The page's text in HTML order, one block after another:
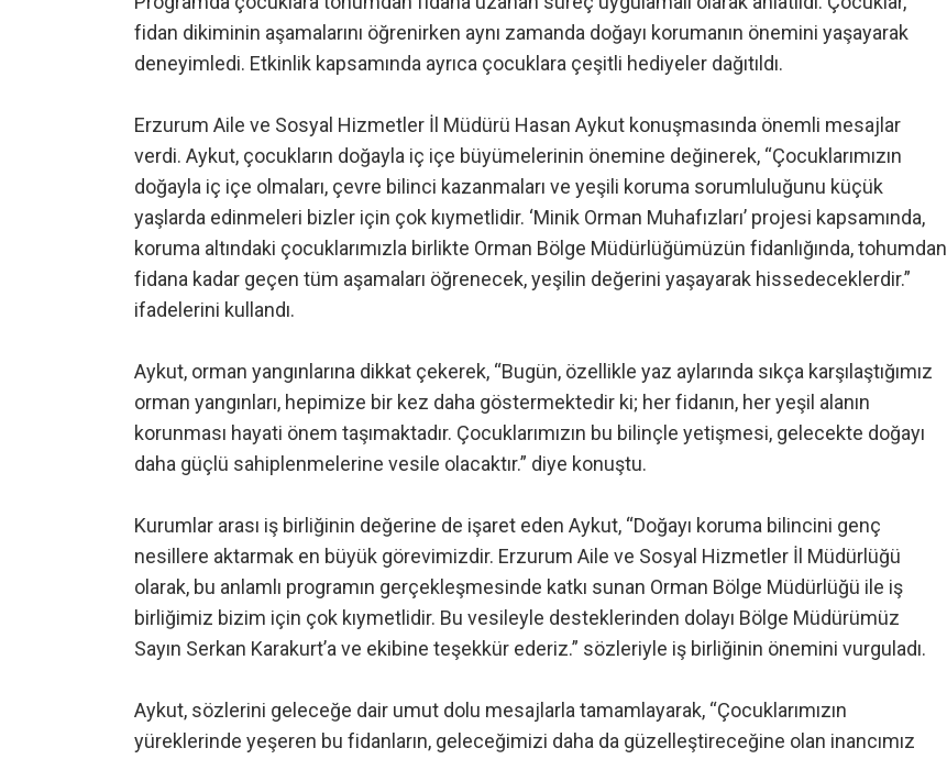
fidan dikiminin aşamalarını öğrenirken aynı zamanda doğayı korumanın önemini yaşayarak
deneyimledi. Etkinlik kapsamında ayrıca çocuklara çeşitli hediyeler dağıtıldı.
Erzurum Aile ve Sosyal Hizmetler İl Müdürü Hasan Aykut konuşmasında önemli mesajlar
verdi. Aykut, çocukların doğayla iç içe büyümelerinin önemine değinerek, “Çocuklarımızın
doğayla iç içe olmaları, çevre bilinci kazanmaları ve yeşili koruma sorumluluğunu küçük
yaşlarda edinmeleri bizler için çok kıymetlidir. ‘Minik Orman Muhafızları’ projesi kapsamında,
koruma altındaki çocuklarımızla birlikte Orman Bölge Müdürlüğümüzün fidanlığında, tohumdan
fidana kadar geçen tüm aşamaları öğrenecek, yeşilin değerini yaşayarak hissedeceklerdir.”
ifadelerini kullandı.
Aykut, orman yangınlarına dikkat çekerek, “Bugün, özellikle yaz aylarında sıkça karşılaştığımız
orman yangınları, hepimize bir kez daha göstermektedir ki; her fidanın, her yeşil alanın
korunması hayati önem taşımaktadır. Çocuklarımızın bu bilinçle yetişmesi, gelecekte doğayı
daha güçlü sahiplenmelerine vesile olacaktır.” diye konuştu.
Kurumlar arası iş birliğinin değerine de işaret eden Aykut, “Doğayı koruma bilincini genç
nesillere aktarmak en büyük görevimizdir. Erzurum Aile ve Sosyal Hizmetler İl Müdürlüğü
olarak, bu anlamlı programın gerçekleşmesinde katkı sunan Orman Bölge Müdürlüğü ile iş
birliğimiz bizim için çok kıymetlidir. Bu vesileyle desteklerinden dolayı Bölge Müdürümüz
Sayın Serkan Karakurt’a ve ekibine teşekkür ederiz.” sözleriyle iş birliğinin önemini vurguladı.
Aykut, sözlerini geleceğe dair umut dolu mesajlarla tamamlayarak, “Çocuklarımızın
yüreklerinde yeşeren bu fidanların, geleceğimizi daha da güzelleştireceğine olan inancımız